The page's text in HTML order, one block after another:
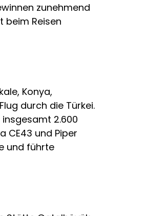
zunehmend
beim Reisen
Konya,
durch die Türkei.
2.600
CE43 und Piper
und führte